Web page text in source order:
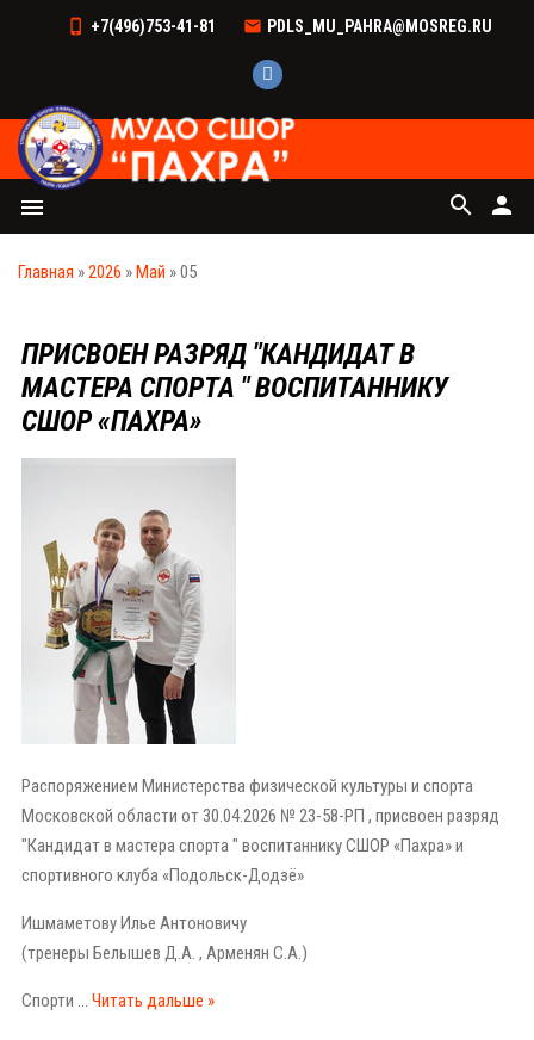
+7(496)753-41-81 PDLS_MU_PAHRA@MOSREG.RU
menu person
search
Главная »2026 »Май »05
ПРИСВОЕН РАЗРЯД "КАНДИДАТ В
МАСТЕРА СПОРТА " ВОСПИТАННИКУ
СШОР «ПАХРА»
Распоряжением Министерства физической культуры и спорта
Московской области от 30.04.2026 № 23-58-РП , присвоен разряд
"Кандидат в мастера спорта " воспитаннику СШОР «Пахра» и
спортивного клуба «Подольск-Додзё»
Ишмаметову Илье Антоновичу
(тренеры Белышев Д.А. , Арменян С.А.)
Спорти ... Читать дальше »